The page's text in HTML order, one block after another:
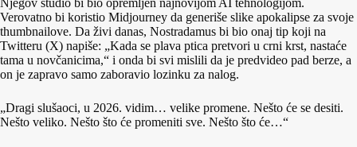
Verovatno bi koristio Midjourney da generiše slike apokalipse za svoje
thumbnailove. Da živi danas, Nostradamus bi bio onaj tip koji na
Twitteru (X) napiše: „Kada se plava ptica pretvori u crni krst, nastaće
tama u novčanicima,“ i onda bi svi mislili da je predvideo pad berze, a
on je zapravo samo zaboravio lozinku za nalog.
„Dragi slušaoci, u 2026. vidim… velike promene. Nešto će se desiti.
Nešto veliko. Nešto što će promeniti sve. Nešto što će…“